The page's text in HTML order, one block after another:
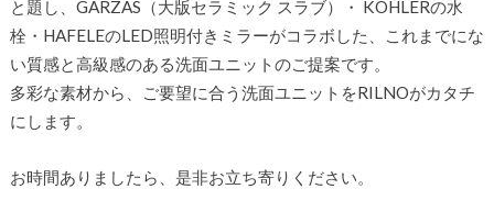
と題し、GARZAS（大版セラミック スラブ）・ KOHLERの水
栓・HAFELEのLED照明付きミラーがコラボした、これまでにな
い質感と高級感のある洗面ユニットのご提案です。
多彩な素材から、ご要望に合う洗面ユニットをRILNOがカタチ
にします。
お時間ありましたら、是非お立ち寄りください。